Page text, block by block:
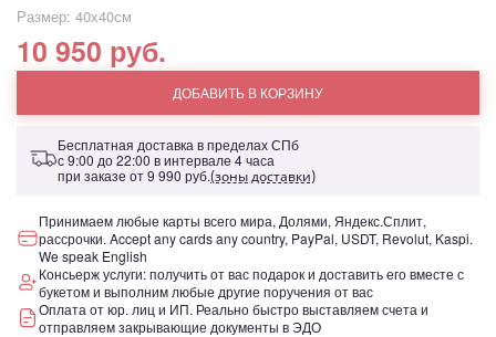
Размер: 40х40см
10 950 руб.
ДОБАВИТЬ В КОРЗИНУ
Бесплатная доставка в пределах СПб
с 9:00 до 22:00 в интервале 4 часа
при заказе от9 990 руб.(зоны доставки)
Принимаем любые карты всего мира, Долями, Яндекс.Сплит,
рассрочки. Accept any cards any country, PayPal, USDT, Revolut, Kaspi.
We speak English
Консьерж услуги: получить от вас подарок и доставить его вместе с
букетом и выполним любые другие поручения от вас
Оплата от юр. лиц и ИП. Реально быстро выставляем счета и
отправляем закрывающие документы в ЭДО